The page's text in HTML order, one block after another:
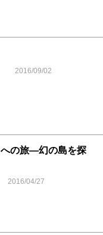
2016/09/02
への旅―幻の島を探
2016/04/27